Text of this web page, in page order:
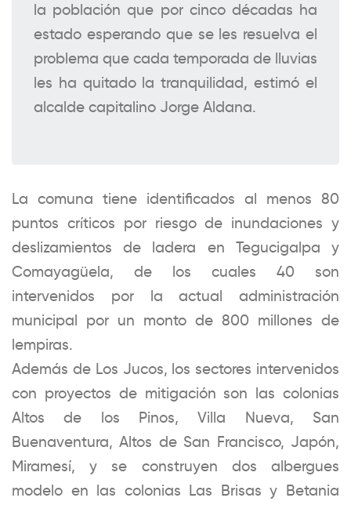
la población que por cinco décadas ha
estado esperando que se les resuelva el
problema que cada temporada de lluvias
les ha quitado la tranquilidad, estimó el
alcalde capitalino Jorge Aldana.
La comuna tiene identificados al menos 80
puntos críticos por riesgo de inundaciones y
deslizamientos de ladera en Tegucigalpa y
Comayagüela, de los cuales 40 son
intervenidos por la actual administración
municipal por un monto de 800 millones de
lempiras.
Además de Los Jucos, los sectores intervenidos
con proyectos de mitigación son las colonias
Altos de los Pinos, Villa Nueva, San
Buenaventura, Altos de San Francisco, Japón,
Miramesí, y se construyen dos albergues
modelo en las colonias Las Brisas y Betania